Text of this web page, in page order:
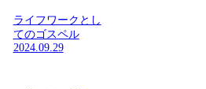
ライフワークとし
てのゴスペル
2024.09.29